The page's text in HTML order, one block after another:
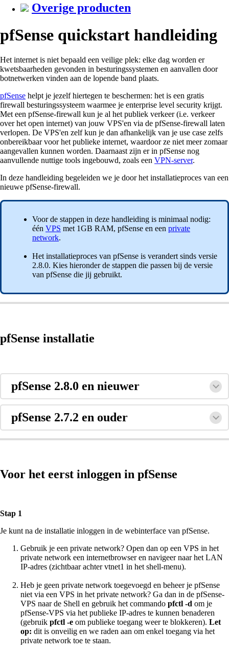
Overige producten
pfSense quickstart handleiding
Het internet is niet bepaald een veilige plek: elke dag worden er
kwetsbaarheden gevonden in besturingssystemen en aanvallen door
botnetwerken vinden aan de lopende band plaats.
pfSense helpt je jezelf hiertegen te beschermen: het is een gratis
firewall besturingssysteem waarmee je enterprise level security krijgt.
Met een pfSense-firewall kun je al het publiek verkeer (i.e. verkeer
over het open internet) van jouw VPS'en via de pfSense-firewall laten
verlopen. De VPS'en zelf kun je dan afhankelijk van je use case zelfs
onbereikbaar voor het publieke internet, waardoor ze niet meer zomaar
aangevallen kunnen worden. Daarnaast zijn er in pfSense nog
aanvullende nuttige tools ingebouwd, zoals een VPN-server.
In deze handleiding begeleiden we je door het installatieproces van een
nieuwe pfSense-firewall.
Voor de stappen in deze handleiding is minimaal nodig:
één VPS met 1GB RAM, pfSense en een private
network.
Het installatieproces van pfSense is verandert sinds versie
2.8.0. Kies hieronder de stappen die passen bij de versie
van pfSense die jij gebruikt.
pfSense installatie
pfSense 2.8.0 en nieuwer
pfSense 2.7.2 en ouder
Voor het eerst inloggen in pfSense
Stap 1
Je kunt na de installatie inloggen in de webinterface van pfSense.
Gebruik je een private network? Open dan op een VPS in het
private network een internetbrowser en navigeer naar het LAN
IP-adres (zichtbaar achter vtnet1 in het shell-menu).
Heb je geen private network toegevoegd en beheer je pfSense
niet via een VPS in het private network? Ga dan in de pfSense-
VPS naar de Shell en gebruik het commando pfctl -d om je
pfSense-VPS via het publieke IP-adres te kunnen benaderen
(gebruik pfctl -e om publieke toegang weer te blokkeren). Let
op: dit is onveilig en we raden aan om enkel toegang via het
private network toe te staan.